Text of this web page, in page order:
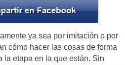
ya sea por imitación o por
cómo hacer las cosas de forma
la etapa en la que están. Sin